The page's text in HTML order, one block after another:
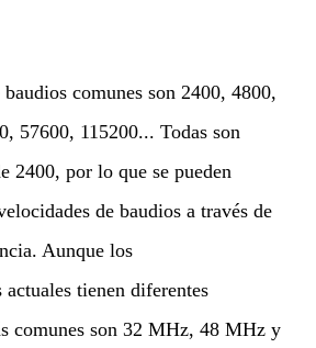
comunes son 2400, 4800,
57600, 115200... Todas son
2400, por lo que se pueden
de baudios a través de
Aunque los
tienen diferentes
comunes son 32 MHz, 48 MHz y